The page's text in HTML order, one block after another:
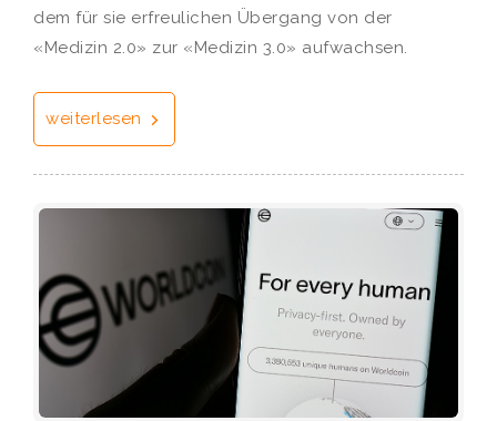
dem für sie erfreulichen Übergang von der
«Medizin 2.0» zur «Medizin 3.0» aufwachsen.
weiterlesen